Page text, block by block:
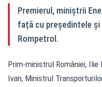
Premierul, miniștrii
față cu președintele
Rompetrol.
Prim-ministrul României, Ilie
Ivan, Ministrul